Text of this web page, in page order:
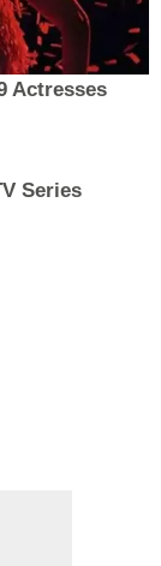
Actresses
Series